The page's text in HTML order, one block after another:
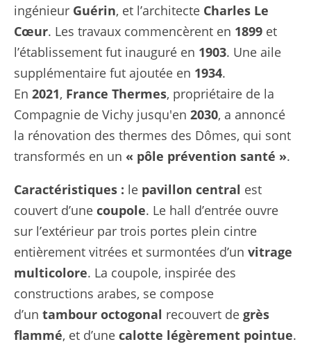
ingénieur Guérin, et l’architecte Charles Le
Cœur. Les travaux commencèrent en 1899 et
l’établissement fut inauguré en 1903. Une aile
supplémentaire fut ajoutée en 1934.
En 2021, France Thermes, propriétaire de la
Compagnie de Vichy jusqu'en 2030, a annoncé
la rénovation des thermes des Dômes, qui sont
transformés en un « pôle prévention santé ».
Caractéristiques : le pavillon central est
couvert d’une coupole. Le hall d’entrée ouvre
sur l’extérieur par trois portes plein cintre
entièrement vitrées et surmontées d’un vitrage
multicolore. La coupole, inspirée des
constructions arabes, se compose
d’un tambour octogonal recouvert de grès
flammé, et d’une calotte légèrement pointue.